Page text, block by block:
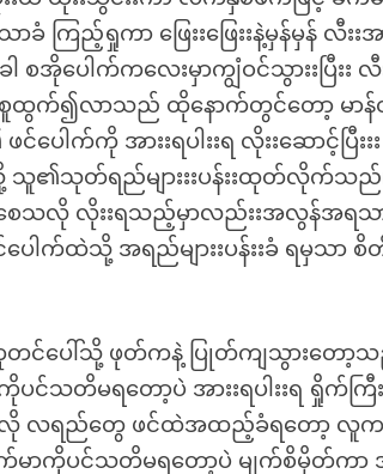
ကြည့်ရှုကာ ဖြေးးဖြေးးနဲ့မှန်မှန် လီးး
အိုပေါက်ကလေးမှာကျွံဝင်သွားးပြီးး
းးစူထွက်၍လာသည် ထိုနောက်တွင်တော့ မ
ေါက်ကို အားးရပါးးရ လိုးးဆောင့်ပြီး
သူ၏သုတ်ရည်များးးပန်းးထုတ်လိုက်သ
လို လိုးးရသည့်မှာလည်းးအလွန်အရသ
ါက်ထဲသို့ အရည်များးပန်းးခံ ရမှသာ
တင်ပေါ်သို့ ဖုတ်ကနဲ့ ပြုတ်ကျသွားတော့
တိမရတော့ပဲ အားးရပါးးရ ရှိုက်ကြီး
နေသလို လရည်တွေ ဖင်ထဲအထည့်ခံရတော့
ာကိုပင်သတိမရတော့ပဲ မျက်စိမှိတ်ကာ အိ